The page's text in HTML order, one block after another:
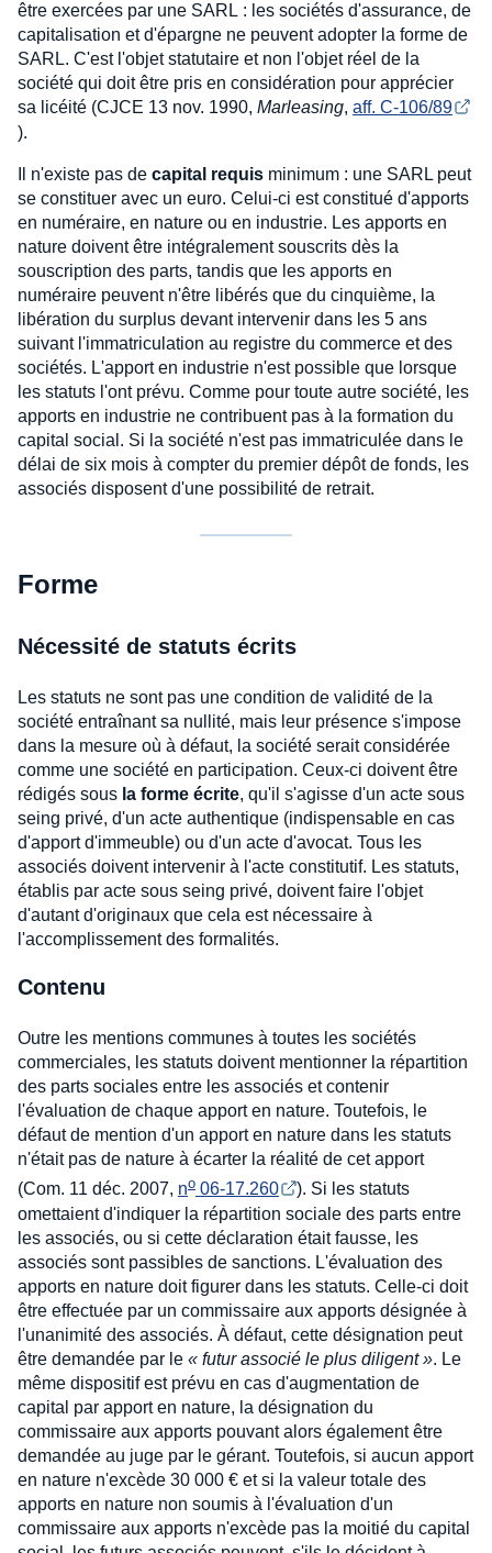
être exercées par une SARL : les sociétés d'assurance, de
capitalisation et d'épargne ne peuvent adopter la forme de
SARL. C'est l'objet statutaire et non l'objet réel de la
société qui doit être pris en considération pour apprécier
sa licéité (CJCE 13 nov. 1990, Marleasing, aff. C-106/89
).
Il n'existe pas de capital requis minimum : une SARL peut
se constituer avec un euro. Celui-ci est constitué d'apports
en numéraire, en nature ou en industrie. Les apports en
nature doivent être intégralement souscrits dès la
souscription des parts, tandis que les apports en
numéraire peuvent n'être libérés que du cinquième, la
libération du surplus devant intervenir dans les 5 ans
suivant l'immatriculation au registre du commerce et des
sociétés. L'apport en industrie n'est possible que lorsque
les statuts l'ont prévu. Comme pour toute autre société, les
apports en industrie ne contribuent pas à la formation du
capital social. Si la société n'est pas immatriculée dans le
délai de six mois à compter du premier dépôt de fonds, les
associés disposent d'une possibilité de retrait.
Forme
Nécessité de statuts écrits
Les statuts ne sont pas une condition de validité de la
société entraînant sa nullité, mais leur présence s'impose
dans la mesure où à défaut, la société serait considérée
comme une société en participation. Ceux-ci doivent être
rédigés sous la forme écrite, qu'il s'agisse d'un acte sous
seing privé, d'un acte authentique (indispensable en cas
d'apport d'immeuble) ou d'un acte d'avocat. Tous les
associés doivent intervenir à l'acte constitutif. Les statuts,
établis par acte sous seing privé, doivent faire l'objet
d'autant d'originaux que cela est nécessaire à
l'accomplissement des formalités.
Contenu
Outre les mentions communes à toutes les sociétés
commerciales, les statuts doivent mentionner la répartition
des parts sociales entre les associés et contenir
l'évaluation de chaque apport en nature. Toutefois, le
défaut de mention d'un apport en nature dans les statuts
n'était pas de nature à écarter la réalité de cet apport
(Com. 11 déc. 2007, no 06-17.260
). Si les statuts
omettaient d'indiquer la répartition sociale des parts entre
les associés, ou si cette déclaration était fausse, les
associés sont passibles de sanctions. L'évaluation des
apports en nature doit figurer dans les statuts. Celle-ci doit
être effectuée par un commissaire aux apports désignée à
l'unanimité des associés. À défaut, cette désignation peut
être demandée par le « futur associé le plus diligent ». Le
même dispositif est prévu en cas d'augmentation de
capital par apport en nature, la désignation du
commissaire aux apports pouvant alors également être
demandée au juge par le gérant. Toutefois, si aucun apport
en nature n'excède 30 000 € et si la valeur totale des
apports en nature non soumis à l'évaluation d'un
commissaire aux apports n'excède pas la moitié du capital